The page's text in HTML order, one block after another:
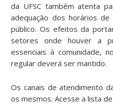
da UFSC também atenta
adequação dos horários
público. Os efeitos da
setores onde houver a
essenciais à comunidade,
regular deverá ser mantido.
Os canais de atendimento
os mesmos. Acesse a lista